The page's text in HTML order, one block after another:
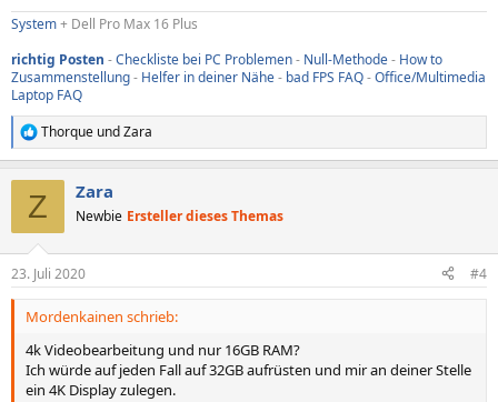
System+ Dell Pro Max 16 Plus
richtig Posten -Checkliste bei PC Problemen- Null-Methode- How to
Zusammenstellung- Helfer in deiner Nähe- bad FPS FAQ-Office/Multimedia
Laptop FAQ
R
e
e
n
Thorque undZara
Z Zara
Newbie Ersteller dieses Themas
23. Juli 2020 #4
Mordenkainen schrieb:
4k Videobearbeitung und nur 16GB RAM?
Ich würde auf jeden Fall auf 32GB aufrüsten und mir an deiner Stelle
ein 4K Display zulegen.